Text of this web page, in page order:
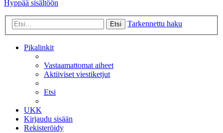
Hyppää sisältöön
Etsi Tarkennettu haku
Pikalinkit
Vastaamattomat aiheet
Aktiiviset viestiketjut
Etsi
UKK
Kirjaudu sisään
Rekisteröidy